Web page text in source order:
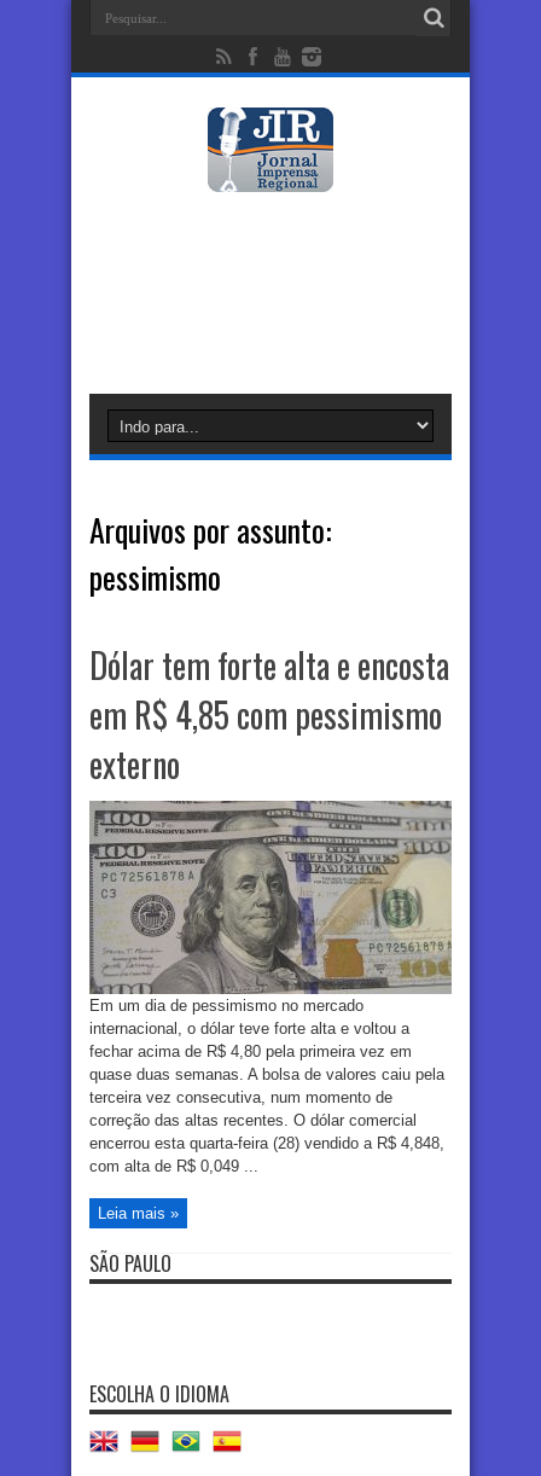
Arquivos por assunto:
pessimismo
Dólar tem forte alta e encosta
em R$ 4,85 com pessimismo
externo
Em um dia de pessimismo no mercado
internacional, o dólar teve forte alta e voltou a
fechar acima de R$ 4,80 pela primeira vez em
quase duas semanas. A bolsa de valores caiu pela
terceira vez consecutiva, num momento de
correção das altas recentes. O dólar comercial
encerrou esta quarta-feira (28) vendido a R$ 4,848,
com alta de R$ 0,049 ...
Leia mais »
SÃO PAULO
ESCOLHA O IDIOMA